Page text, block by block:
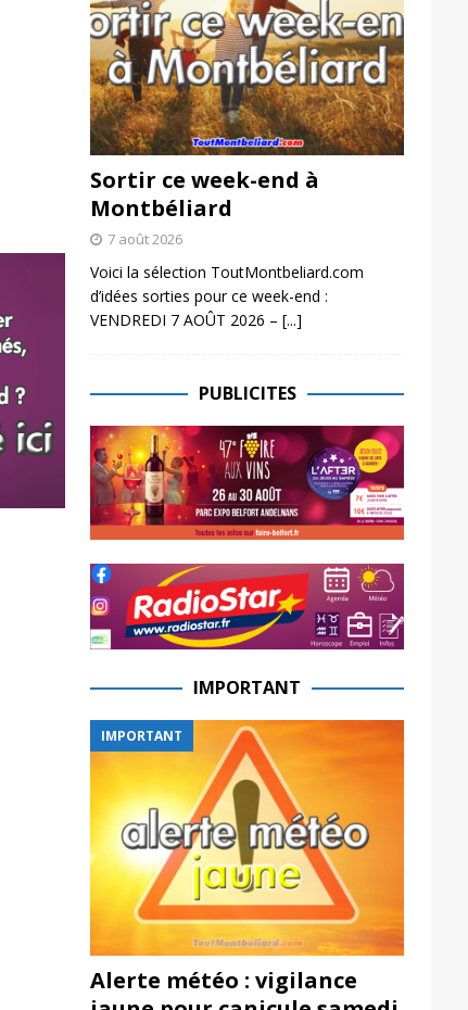
Sortir ce week-end à
Montbéliard
7 août 2026
Voici la sélection ToutMontbeliard.com
d’idées sorties pour ce week-end :
VENDREDI 7 AOÛT 2026 – [...]
PUBLICITES
IMPORTANT
IMPORTANT
Alerte météo : vigilance